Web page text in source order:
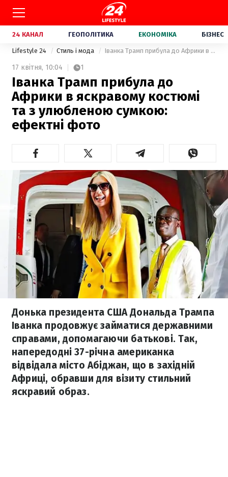
24 КАНАЛ ГЕОПОЛІТИКА ЕКОНОМІКА БІЗНЕС
Lifestyle 24 Стиль і мода Іванка Трамп прибула до Африки в яскравому костюмі та з улюбленою сумкою: ефектні фото
17 квітня, 10:04 1
Іванка Трамп прибула до
Африки в яскравому костюмі
та з улюбленою сумкою:
ефектні фото
Донька президента США Дональда Трампа
Іванка продовжує займатися державними
справами, допомагаючи батькові. Так,
напередодні 37-річна американка
відвідала місто Абіджан, що в західній
Африці, обравши для візиту стильний
яскравий образ.